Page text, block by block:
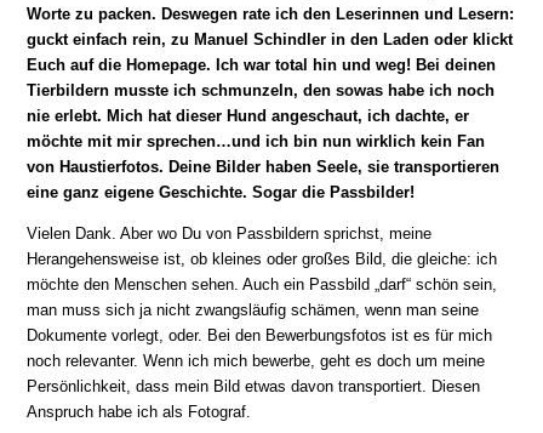
Worte zu packen. Deswegen rate ich den Leserinnen und Lesern:
guckt einfach rein, zu Manuel Schindler in den Laden oder klickt
Euch auf die Homepage. Ich war total hin und weg! Bei deinen
Tierbildern musste ich schmunzeln, den sowas habe ich noch
nie erlebt. Mich hat dieser Hund angeschaut, ich dachte, er
möchte mit mir sprechen…und ich bin nun wirklich kein Fan
von Haustierfotos. Deine Bilder haben Seele, sie transportieren
eine ganz eigene Geschichte. Sogar die Passbilder!
Vielen Dank. Aber wo Du von Passbildern sprichst, meine
Herangehensweise ist, ob kleines oder großes Bild, die gleiche: ich
möchte den Menschen sehen. Auch ein Passbild „darf“ schön sein,
man muss sich ja nicht zwangsläufig schämen, wenn man seine
Dokumente vorlegt, oder. Bei den Bewerbungsfotos ist es für mich
noch relevanter. Wenn ich mich bewerbe, geht es doch um meine
Persönlichkeit, dass mein Bild etwas davon transportiert. Diesen
Anspruch habe ich als Fotograf.